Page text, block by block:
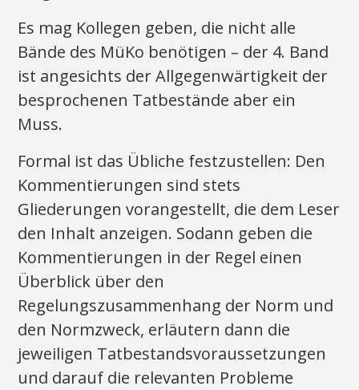
Es mag Kollegen geben, die nicht alle
Bände des MüKo benötigen – der 4. Band
ist angesichts der Allgegenwärtigkeit der
besprochenen Tatbestände aber ein
Muss.
Formal ist das Übliche festzustellen: Den
Kommentierungen sind stets
Gliederungen vorangestellt, die dem Leser
den Inhalt anzeigen. Sodann geben die
Kommentierungen in der Regel einen
Überblick über den
Regelungszusammenhang der Norm und
den Normzweck, erläutern dann die
jeweiligen Tatbestandsvoraussetzungen
und darauf die relevanten Probleme